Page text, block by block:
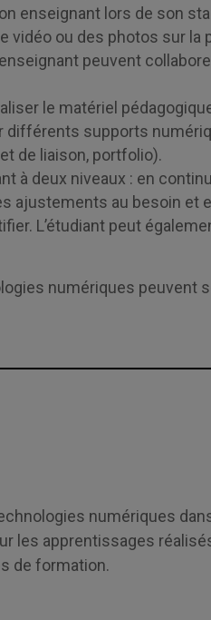
enseignant lors de son
vidéo ou des photos sur
peuvent
le matériel
différents supports
de liaison, portfolio).
à deux niveaux : en
ajustements au besoin et
L’étudiant peut
numériques peuvent
numériques
les apprentissages
de formation.